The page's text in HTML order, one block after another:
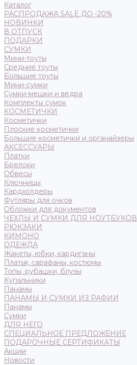
Каталог
РАСПРОДАЖА SALE ДО -20%
НОВИНКИ
В ОТПУСК
ПОДАРКИ
СУМКИ
Мини-тоуты
Средние тоуты
Большие тоуты
Мини-сумки
Сумки-мешки и ведра
Комплекты сумок
КОСМЕТИЧКИ
Косметички
Плоские косметички
Большие косметички и органайзеры
АКСЕССУАРЫ
Платки
Брелоки
Обвесы
Ключницы
Кардхолдеры
Футляры для очков
Обложки для документов
ЧЕХЛЫ И СУМКИ ДЛЯ НОУТБУКОВ
РЮКЗАКИ
КИМОНО
ОДЕЖДА
Жакеты, юбки, кардиганы
Платья, сарафаны, костюмы
Топы, рубашки, блузы
Купальники
Панамы
ПАНАМЫ И СУМКИ ИЗ РАФИИ
Панамы
Сумки
ДЛЯ НЕГО
СПЕЦИАЛЬНОЕ ПРЕДЛОЖЕНИЕ
ПОДАРОЧНЫЕ СЕРТИФИКАТЫ
Акции
Новости